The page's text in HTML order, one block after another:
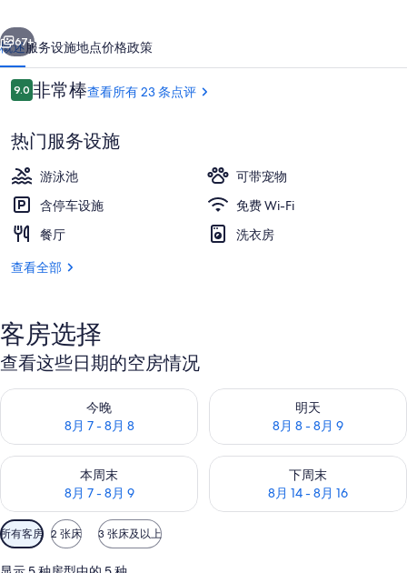
营
地
的
照
片
库
住宿景观
个 下一个
67+
概述服务设施地点价格政策
点
评
9.09.0/10
非常棒查看所有 23 条点评
热门服务设施
游泳池
可带宠物
含停车设施
免费 Wi-Fi
餐厅
洗衣房
查看全部
客房选择
查看这些日期的空房情况
今晚
8月 7 - 8月 8
查看今晚的空房情况：8月 7 - 8月 8
明天
8月 8 - 8月 9
查看明天的空房情况：8月 8 -
本周末
8月 7 - 8月 9
查看本周末的空房情况：8月 7 - 8月 9
下周末
8月 14 - 8月 16
查看下周末的空房情况：8月
可
用
的
所有客房 2 张床 3 张床及以上